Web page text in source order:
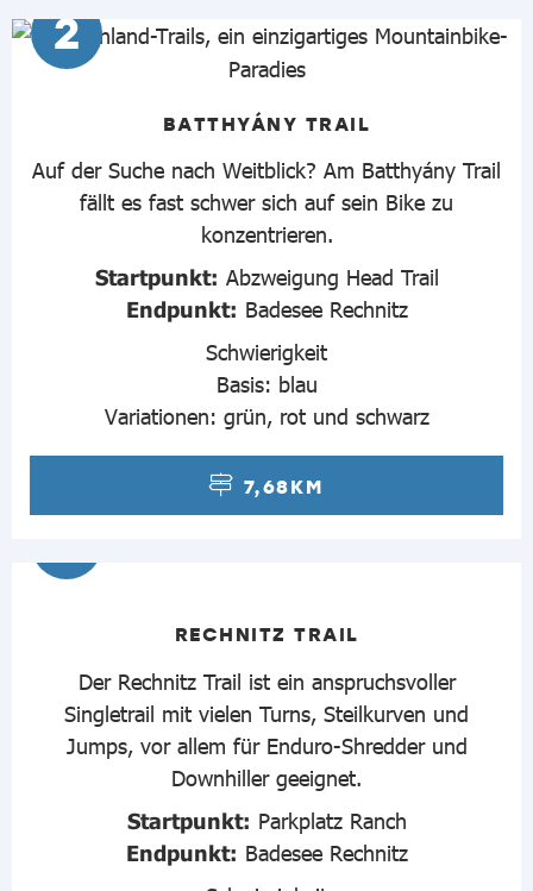
2
BATTHYÁNY TRAIL
Auf der Suche nach Weitblick? Am Batthyány Trail
fällt es fast schwer sich auf sein Bike zu
konzentrieren.
Startpunkt: Abzweigung Head Trail
Endpunkt: Badesee Rechnitz
Schwierigkeit
Basis: blau
Variationen: grün, rot und schwarz
7,68KM
RECHNITZ TRAIL
Der Rechnitz Trail ist ein anspruchsvoller
Singletrail mit vielen Turns, Steilkurven und
Jumps, vor allem für Enduro-Shredder und
Downhiller geeignet.
Startpunkt: Parkplatz Ranch
Endpunkt: Badesee Rechnitz